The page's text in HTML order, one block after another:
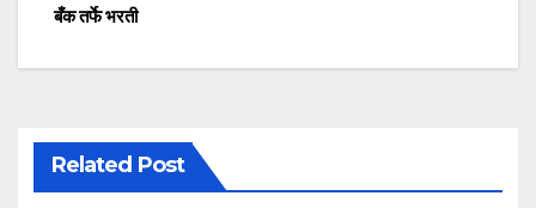
बँक तर्फे भरती
Related Post